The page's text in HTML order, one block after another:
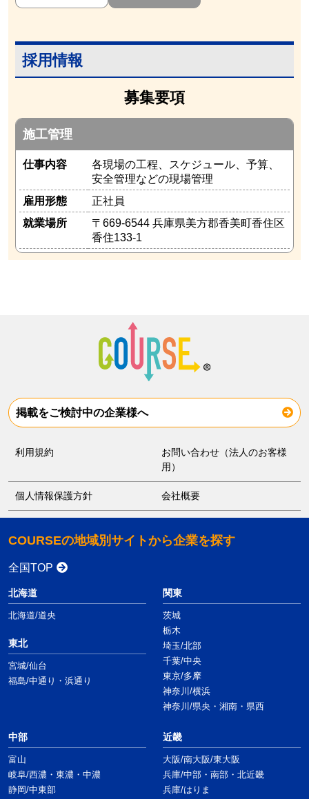
採用情報
募集要項
施工管理
仕事内容
各現場の工程、スケジュール、予算、
安全管理などの現場管理
雇用形態
正社員
就業場所
〒669-6544 兵庫県美方郡香美町香住区
香住133-1
掲載をご検討中の企業様へ
利用規約
お問い合わせ（法人のお客様
用）
個人情報保護方針 会社概要
COURSEの地域別サイトから企業を探す
全国TOP
北海道
北海道/道央
東北
宮城/仙台
福島/中通り・浜通り
関東
茨城
栃木
埼玉/北部
千葉/中央
東京/多摩
神奈川/横浜
神奈川/県央・湘南・県西
中部
富山
岐阜/西濃・東濃・中濃
静岡/中東部
近畿
大阪/南大阪/東大阪
兵庫/中部・南部・北近畿
兵庫/はりま